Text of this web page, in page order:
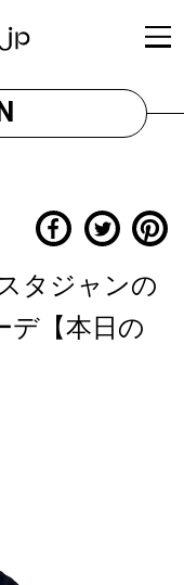
タジャンの
デ【本日の